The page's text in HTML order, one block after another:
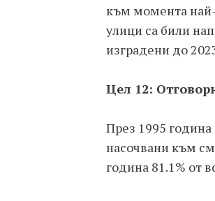
към момента
улици са били
изградени до
Цел 12:
През 1995
насочвани към
година 81.1% от